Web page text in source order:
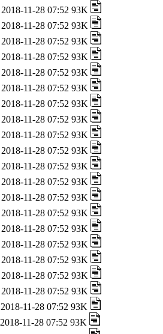
2018-11-28 07:52 93K
2018-11-28 07:52 93K
2018-11-28 07:52 93K
2018-11-28 07:52 93K
2018-11-28 07:52 93K
2018-11-28 07:52 93K
2018-11-28 07:52 93K
2018-11-28 07:52 93K
2018-11-28 07:52 93K
2018-11-28 07:52 93K
2018-11-28 07:52 93K
2018-11-28 07:52 93K
2018-11-28 07:52 93K
2018-11-28 07:52 93K
2018-11-28 07:52 93K
2018-11-28 07:52 93K
2018-11-28 07:52 93K
2018-11-28 07:52 93K
2018-11-28 07:52 93K
2018-11-28 07:52 93K
2018-11-28 07:52 93K